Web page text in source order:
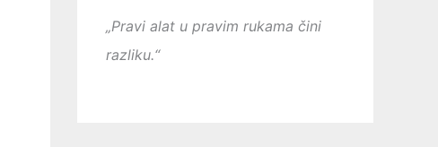
„Pravi alat u pravim rukama čini
razliku.“